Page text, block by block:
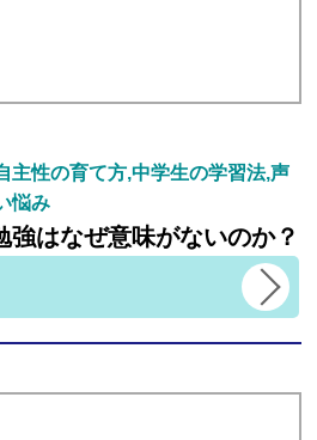
主性の育て方,中学生の学習法,声
悩み
強はなぜ意味がないのか？